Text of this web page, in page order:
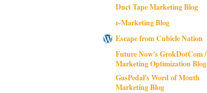
Duct Tape Marketing Blog
e-Marketing Blog
Escape from Cubicle Nation
Future Now's GrokDotCom /
Marketing Optimization Blog
GasPedal's Word of Mouth
Marketing Blog